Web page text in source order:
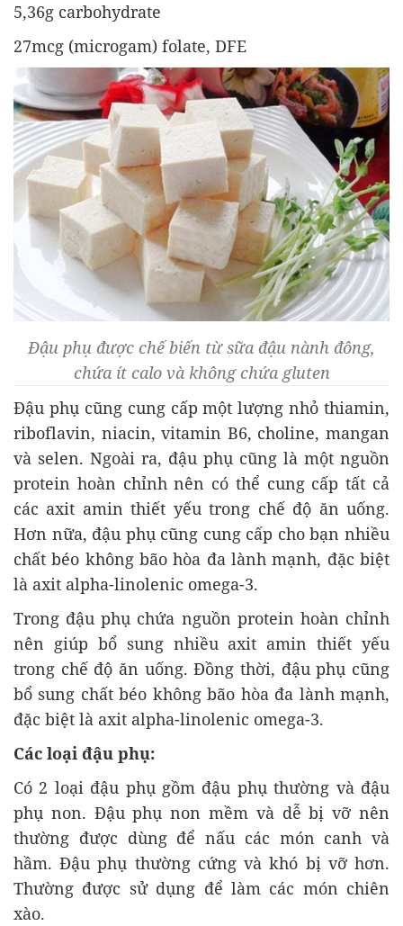
5,36g carbohydrate
27mcg (microgam) folate, DFE
Đậu phụ được chế biến từ sữa đậu nành đông,
chứa ít calo và không chứa gluten
Đậu phụ cũng cung cấp một lượng nhỏ thiamin,
riboflavin, niacin, vitamin B6, choline, mangan
và selen. Ngoài ra, đậu phụ cũng là một nguồn
protein hoàn chỉnh nên có thể cung cấp tất cả
các axit amin thiết yếu trong chế độ ăn uống.
Hơn nữa, đậu phụ cũng cung cấp cho bạn nhiều
chất béo không bão hòa đa lành mạnh, đặc biệt
là axit alpha-linolenic omega-3.
Trong đậu phụ chứa nguồn protein hoàn chỉnh
nên giúp bổ sung nhiều axit amin thiết yếu
trong chế độ ăn uống. Đồng thời, đậu phụ cũng
bổ sung chất béo không bão hòa đa lành mạnh,
đặc biệt là axit alpha-linolenic omega-3.
Các loại đậu phụ:
Có 2 loại đậu phụ gồm đậu phụ thường và đậu
phụ non. Đậu phụ non mềm và dễ bị vỡ nên
thường được dùng để nấu các món canh và
hầm. Đậu phụ thường cứng và khó bị vỡ hơn.
Thường được sử dụng để làm các món chiên
xào.